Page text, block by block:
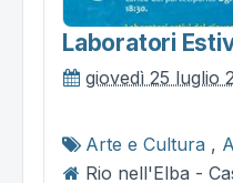
Laboratori
giovedì 25 luglio
Arte e Cultura ,
Rio nell'Elba -